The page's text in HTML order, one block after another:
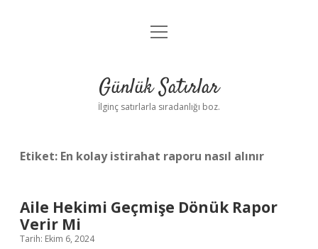
Anasayfa
Yasal Uyarı
menüyü
Günlük Satırlar
İlginç satırlarla sıradanlığı boz.
Etiket: En kolay istirahat raporu nasıl alınır
Aile Hekimi Geçmişe Dönük Rapor
Verir Mi
Tarih: Ekim 6, 2024